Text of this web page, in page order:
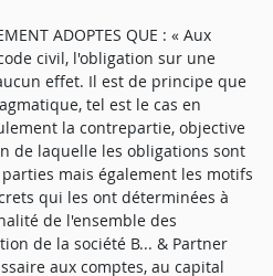
ADOPTES QUE : « Aux
civil, l'obligation sur une
effet. Il est de principe que
tel est le cas en
la contrepartie, objective
de laquelle les obligations sont
mais également les motifs
qui les ont déterminées à
de l'ensemble des
de la société B... & Partner
aux comptes, au capital